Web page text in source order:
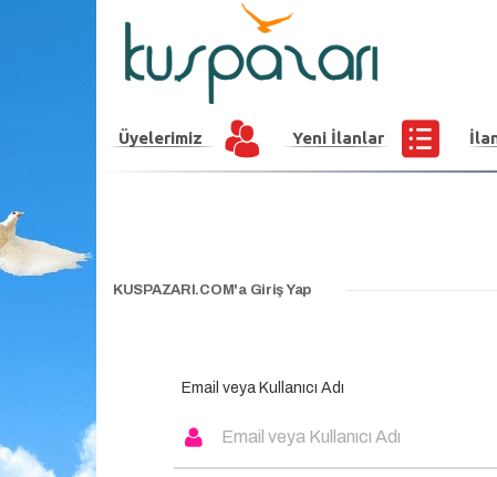
Üyelerimiz Yeni İlanlar
KUSPAZARI.COM'a Giriş Yap
Email veya Kullanıcı Adı